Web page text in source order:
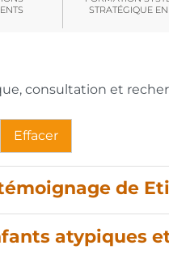
STRATÉGIQUE
consultation et
Effacer
de
atypiques